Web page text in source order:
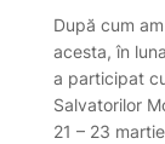
După cum
acesta, în
a participat
Salvatorilor
21 – 23